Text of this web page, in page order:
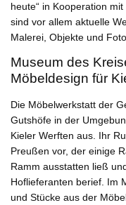
heute“ in Kooperation
sind vor allem aktuelle
Malerei, Objekte und
Museum des
Möbeldesign für
Die Möbelwerkstatt der
Gutshöfe in der
Kieler Werften aus. Ihr
Preußen vor, der einige
Ramm ausstatten ließ
Hoflieferanten berief. Im
und Stücke aus der